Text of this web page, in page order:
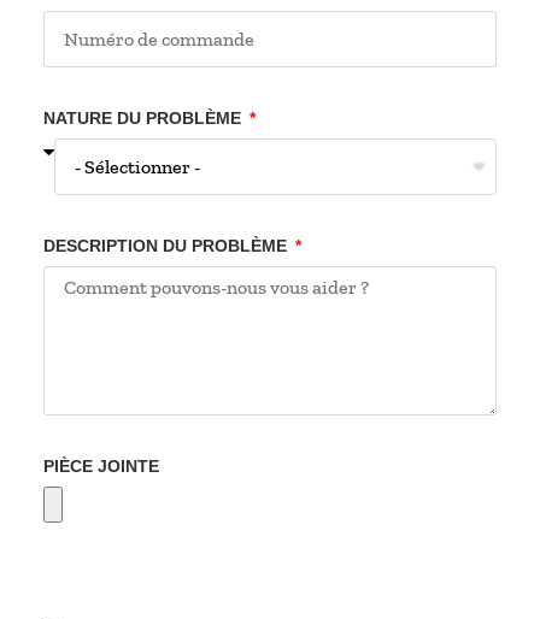
NATURE DU PROBLÈME
DESCRIPTION DU PROBLÈME
PIÈCE JOINTE